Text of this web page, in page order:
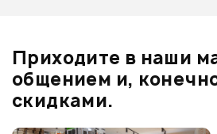
0.0
Приходите в наши
общением и,
скидками.